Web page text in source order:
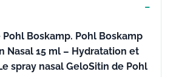
Pohl Boskamp. Pohl Boskamp
Nasal 15 ml – Hydratation et
spray nasal GeloSitin de Pohl